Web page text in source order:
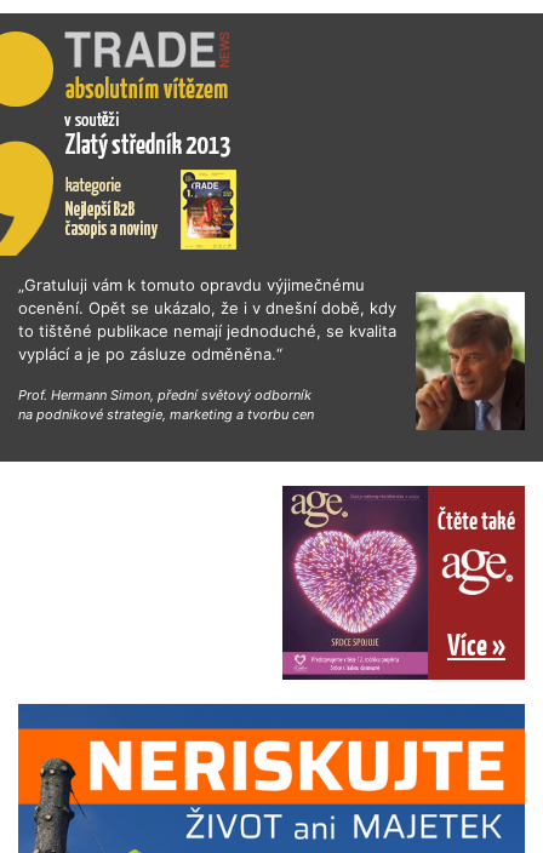
„Gratuluji vám k tomuto opravdu výjimečnému
ocenění. Opět se ukázalo, že i v dnešní době, kdy
to tištěné publikace nemají jednoduché, se kvalita
vyplácí a je po zásluze odměněna.“
Prof. Hermann Simon, přední světový odborník
na podnikové strategie, marketing a tvorbu cen
Čtěte také
Více »